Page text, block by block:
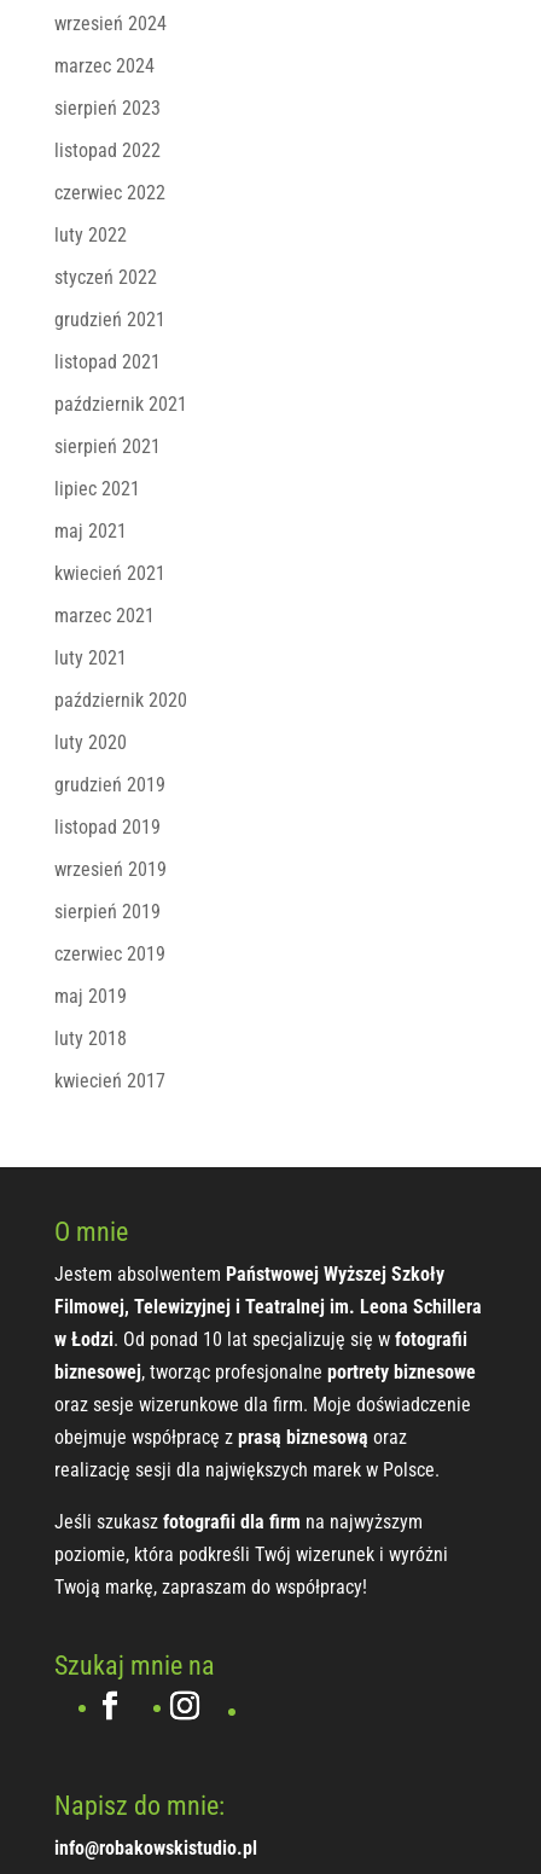
wrzesień 2024
marzec 2024
sierpień 2023
listopad 2022
czerwiec 2022
luty 2022
styczeń 2022
grudzień 2021
listopad 2021
październik 2021
sierpień 2021
lipiec 2021
maj 2021
kwiecień 2021
marzec 2021
luty 2021
październik 2020
luty 2020
grudzień 2019
listopad 2019
wrzesień 2019
sierpień 2019
czerwiec 2019
maj 2019
luty 2018
kwiecień 2017
O mnie
Jestem absolwentem Państwowej Wyższej Szkoły
Filmowej, Telewizyjnej i Teatralnej im. Leona Schillera
w Łodzi. Od ponad 10 lat specjalizuję się w fotografii
biznesowej, tworząc profesjonalne portrety biznesowe
oraz sesje wizerunkowe dla firm. Moje doświadczenie
obejmuje współpracę z prasą biznesową oraz
realizację sesji dla największych marek w Polsce.
Jeśli szukasz fotografii dla firm na najwyższym
poziomie, która podkreśli Twój wizerunek i wyróżni
Twoją markę, zapraszam do współpracy!
Szukaj mnie na
Napisz do mnie:
info@robakowskistudio.pl